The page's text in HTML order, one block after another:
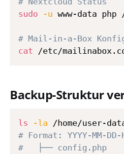
sudo
-u www-data
# Mail-in-a-Box
cat
Backup-Struktur
ls -la
# Format: YYYY-MM-DD-
#   ├── config.php